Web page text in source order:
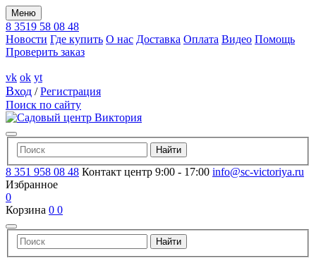
Меню
8 3519 58 08 48
Новости Где купить О нас Доставка Оплата Видео Помощь
Проверить заказ
vk ok yt
Вход /Регистрация
Поиск по сайту
8 351 958 08 48 Контакт центр 9:00 - 17:00 info@sc-victoriya.ru
Избранное
0
Корзина 0 0